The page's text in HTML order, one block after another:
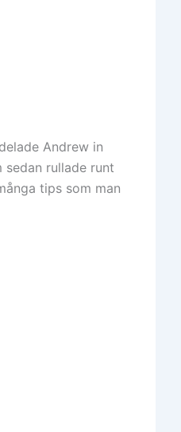
Andrew in
rullade runt
tips som man